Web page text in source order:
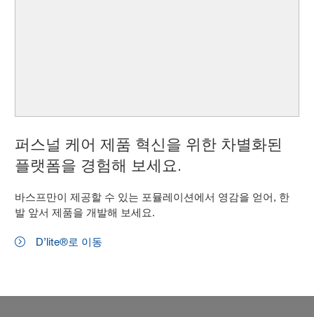
퍼스널 케어 제품 혁신을 위한 차별화된
플랫폼을 경험해 보세요.
바스프만이 제공할 수 있는 포뮬레이션에서 영감을 얻어, 한
발 앞서 제품을 개발해 보세요.
D’lite®로 이동